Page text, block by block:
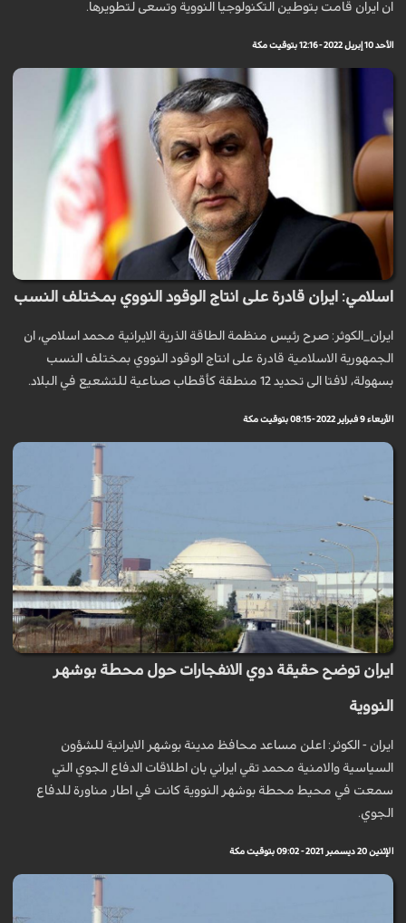
ان ايران قامت بتوطين التكنولوجيا النووية وتسعى لتطويرها.
الأحد 10 إبريل 2022 - 12:16 بتوقيت مكة
اسلامي: ايران قادرة على انتاج الوقود النووي بمختلف النسب
ايران_الكوثر: صرح رئيس منظمة الطاقة الذرية الايرانية محمد اسلامي، ان
الجمهورية الاسلامية قادرة على انتاج الوقود النووي بمختلف النسب
بسهولة، لافتا الى تحديد 12 منطقة كأقطاب صناعية للتشعيع في البلاد.
الأربعاء 9 فبراير 2022 - 08:15 بتوقيت مكة
ايران توضح حقيقة دوي الانفجارات حول محطة بوشهر
النووية
ايران - الكوثر: اعلن مساعد محافظ مدينة بوشهر الايرانية للشؤون
السياسية والامنية محمد تقي ايراني بان اطلاقات الدفاع الجوي التي
سمعت في محيط محطة بوشهر النووية كانت في اطار مناورة للدفاع
الجوي.
الإثنين 20 ديسمبر 2021 - 09:02 بتوقيت مكة